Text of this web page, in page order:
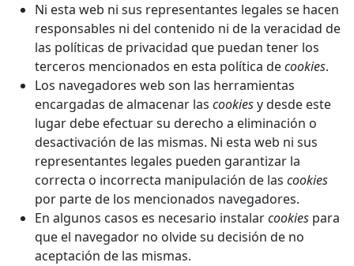
Ni esta web ni sus representantes legales se hacen
responsables ni del contenido ni de la veracidad de
las políticas de privacidad que puedan tener los
terceros mencionados en esta política decookies.
Los navegadores web son las herramientas
encargadas de almacenar las cookiesy desde este
lugar debe efectuar su derecho a eliminación o
desactivación de las mismas. Ni esta web ni sus
representantes legales pueden garantizar la
correcta o incorrecta manipulación de las cookies
por parte de los mencionados navegadores.
En algunos casos es necesario instalarcookies para
que el navegador no olvide su decisión de no
aceptación de las mismas.